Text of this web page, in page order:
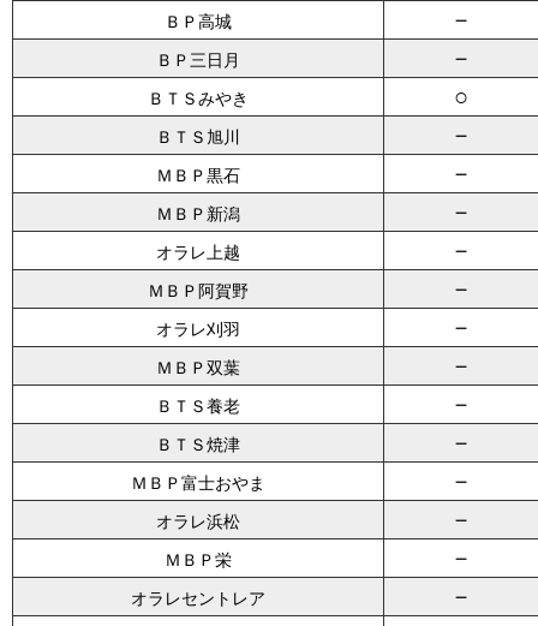
ＢＰ高城 －
ＢＰ三日月 －
ＢＴＳみやき ○
ＢＴＳ旭川 －
ＭＢＰ黒石 －
ＭＢＰ新潟 －
オラレ上越 －
ＭＢＰ阿賀野 －
オラレ刈羽 －
ＭＢＰ双葉 －
ＢＴＳ養老 －
ＢＴＳ焼津 －
ＭＢＰ富士おやま －
オラレ浜松 －
ＭＢＰ栄 －
オラレセントレア
－